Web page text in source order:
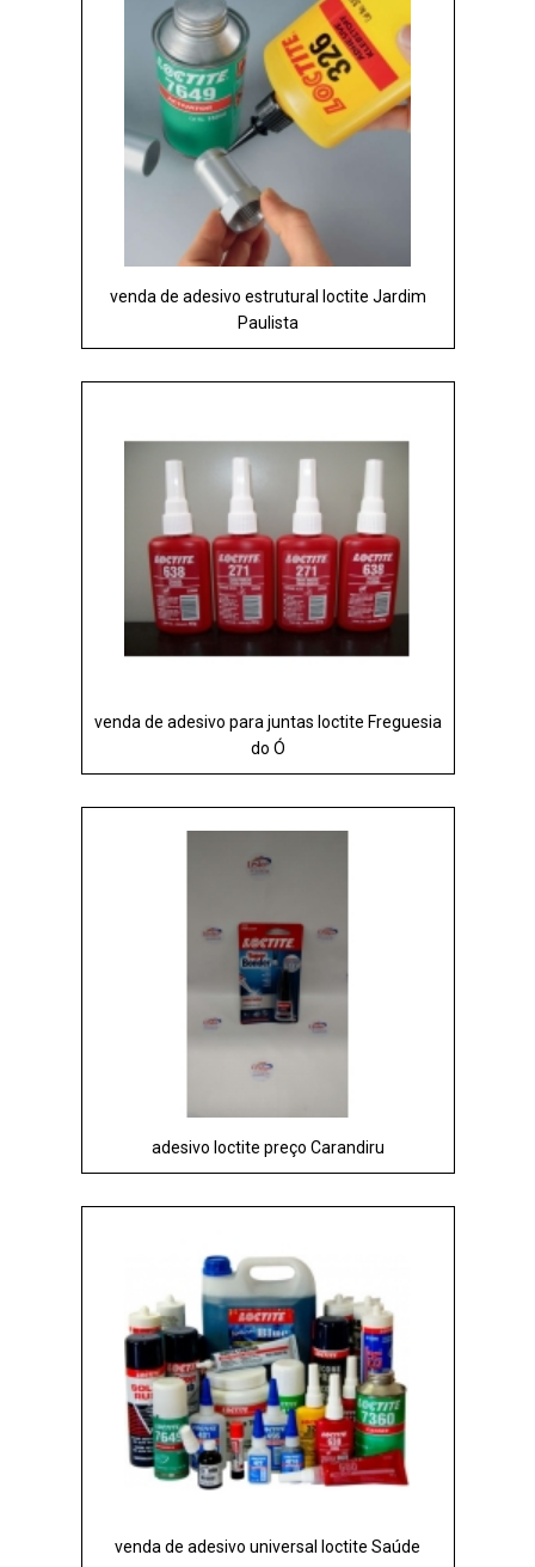
venda de adesivo estrutural loctite Jardim
Paulista
venda de adesivo para juntas loctite Freguesia
do Ó
adesivo loctite preço Carandiru
venda de adesivo universal loctite Saúde